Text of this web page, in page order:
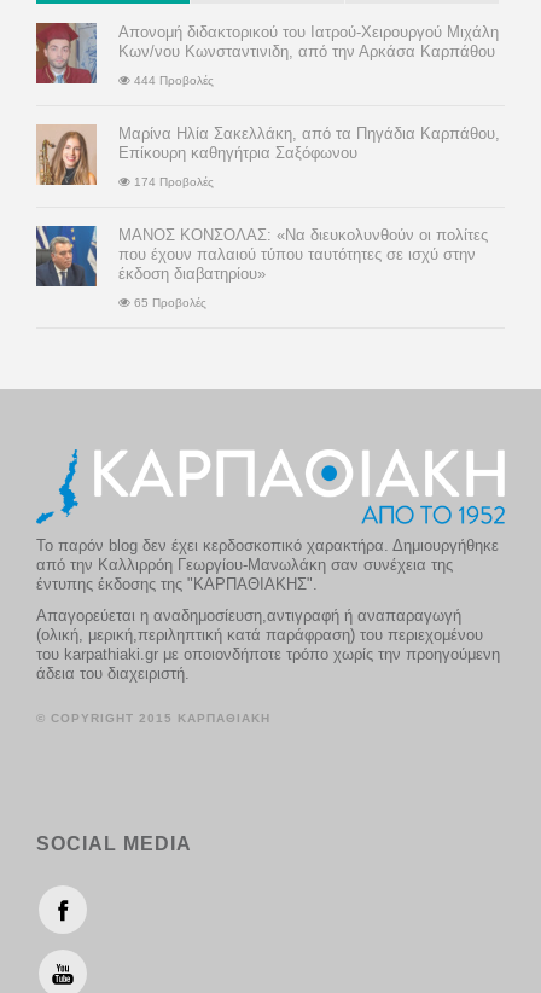
Απονομή διδακτορικού του Ιατρού-Χειρουργού Μιχάλη
Κων/νου Κωνσταντινιδη, από την Αρκάσα Καρπάθου
444 Προβολές
Μαρίνα Ηλία Σακελλάκη, από τα Πηγάδια Καρπάθου,
Επίκουρη καθηγήτρια Σαξόφωνου
174 Προβολές
ΜΑΝΟΣ ΚΟΝΣΟΛΑΣ: «Να διευκολυνθούν οι πολίτες
που έχουν παλαιού τύπου ταυτότητες σε ισχύ στην
έκδοση διαβατηρίου»
65 Προβολές
Το παρόν blog δεν έχει κερδοσκοπικό χαρακτήρα. Δημιουργήθηκε
από την Καλλιρρόη Γεωργίου-Μανωλάκη σαν συνέχεια της
έντυπης έκδοσης της "ΚΑΡΠΑΘΙΑΚΗΣ".
Απαγορεύεται η αναδημοσίευση,αντιγραφή ή αναπαραγωγή
(ολική, μερική,περιληπτική κατά παράφραση) του περιεχομένου
του karpathiaki.gr με οποιονδήποτε τρόπο χωρίς την προηγούμενη
άδεια του διαχειριστή.
© COPYRIGHT 2015 ΚΑΡΠΑΘΙΑΚΗ
SOCIAL MEDIA